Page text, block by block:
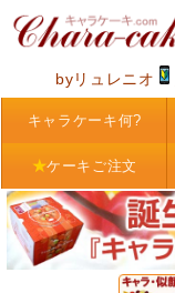
byリュレニオ
キャラケーキ何?
★ケーキご注文